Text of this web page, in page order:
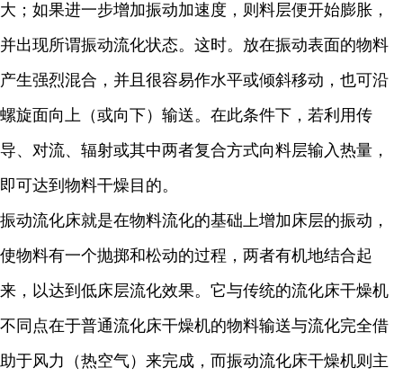
大；如果进一步增加振动加速度，则料层便开始膨胀，
并出现所谓振动流化状态。这时。放在振动表面的物料
产生强烈混合，并且很容易作水平或倾斜移动，也可沿
螺旋面向上（或向下）输送。在此条件下，若利用传
导、对流、辐射或其中两者复合方式向料层输入热量，
即可达到物料干燥目的。
振动流化床就是在物料流化的基础上增加床层的振动，
使物料有一个抛掷和松动的过程，两者有机地结合起
来，以达到低床层流化效果。它与传统的流化床干燥机
不同点在于普通流化床干燥机的物料输送与流化完全借
助于风力（热空气）来完成，而振动流化床干燥机则主